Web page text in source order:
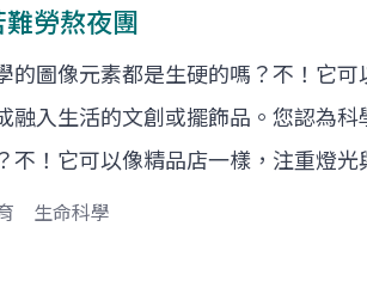
難勞熬夜團
的圖像元素都是生硬的嗎？不！它
融入生活的文創或擺飾品。您認為
不！它可以像精品店一樣，注重燈光
生命科學